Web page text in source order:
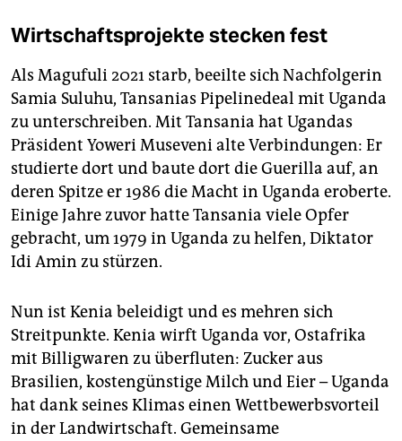
Wirtschaftsprojekte stecken fest
Als Magufuli 2021 starb, beeilte sich Nachfolgerin
Samia Suluhu, Tansanias Pipelinedeal mit Uganda
zu unterschreiben. Mit Tansania hat Ugandas
Präsident Yoweri Museveni alte Verbindungen: Er
studierte dort und baute dort die Guerilla auf, an
deren Spitze er 1986 die Macht in Uganda eroberte.
Einige Jahre zuvor hatte Tansania viele Opfer
gebracht, um 1979 in Uganda zu helfen, Diktator
Idi Amin zu stürzen.
Nun ist Kenia beleidigt und es mehren sich
Streitpunkte. Kenia wirft Uganda vor, Ostafrika
mit Billigwaren zu überfluten: Zucker aus
Brasilien, kostengünstige Milch und Eier – Uganda
hat dank seines Klimas einen Wettbewerbsvorteil
in der Landwirtschaft. Gemeinsame